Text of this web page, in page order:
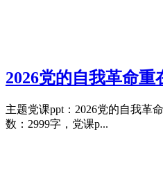
2026党的自我革命重
主题党课ppt：2026党的自我革
数：2999字，党课p...